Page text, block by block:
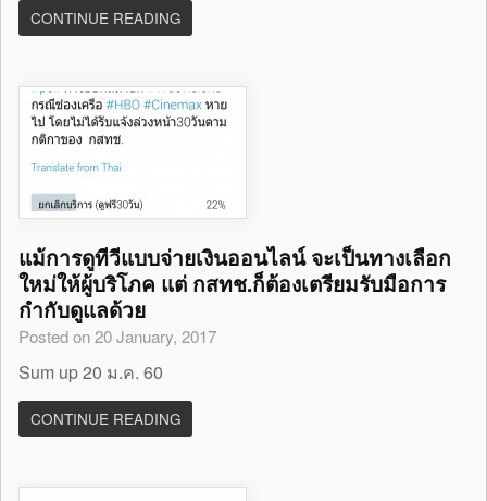
CONTINUE READING
แม้การดูทีวีแบบจ่ายเงินออนไลน์ จะเป็นทางเลือก
ใหม่ให้ผู้บริโภค แต่ กสทช.ก็ต้องเตรียมรับมือการ
กำกับดูแลด้วย
Posted on 20 January, 2017
Sum up 20 ม.ค. 60
CONTINUE READING